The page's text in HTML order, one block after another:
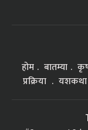
होम बातम्या
प्रक्रिया
यशकथा